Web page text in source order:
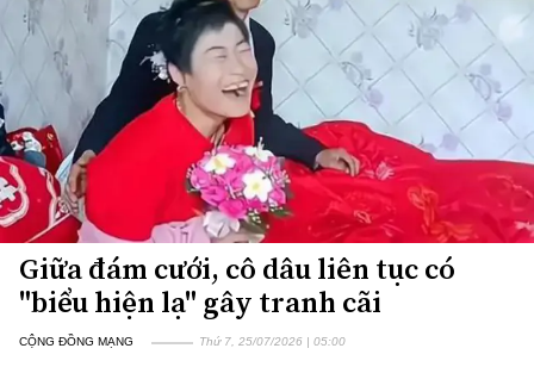
Giữa đám cưới, cô dâu liên tục có
"biểu hiện lạ" gây tranh cãi
CỘNG ĐỒNG MẠNG Thứ 7, 25/07/2026 | 05:00